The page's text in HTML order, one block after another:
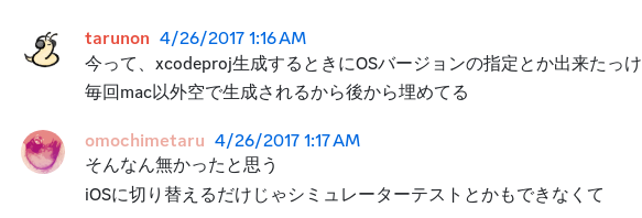
tarunon 4/26/2017 1:16 AM
今って、xcodeproj生成するときにOSバージョンの指定とか出来たっけ
毎回mac以外空で生成されるから後から埋めてる
omochimetaru 4/26/2017 1:17 AM
そんなん無かったと思う
iOSに切り替えるだけじゃシミュレーターテストとかもできなくて